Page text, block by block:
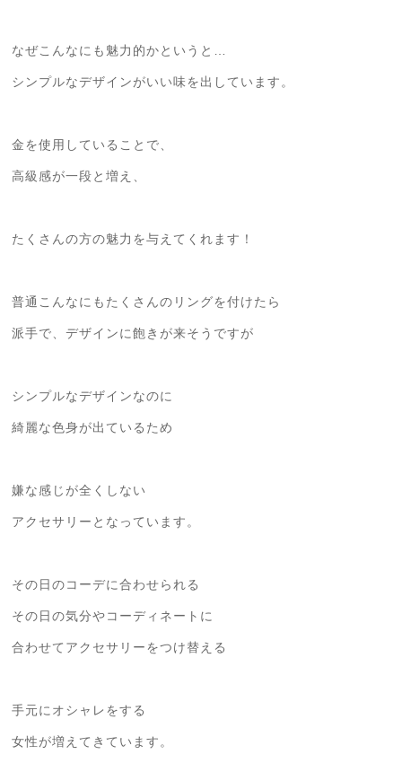
なぜこんなにも魅力的かというと…
シンプルなデザインがいい味を出しています。
金を使用していることで、
高級感が一段と増え、
たくさんの方の魅力を与えてくれます！
普通こんなにもたくさんのリングを付けたら
派手で、デザインに飽きが来そうですが
シンプルなデザインなのに
綺麗な色身が出ているため
嫌な感じが全くしない
アクセサリーとなっています。
その日のコーデに合わせられる
その日の気分やコーディネートに
合わせてアクセサリーをつけ替える
手元にオシャレをする
女性が増えてきています。